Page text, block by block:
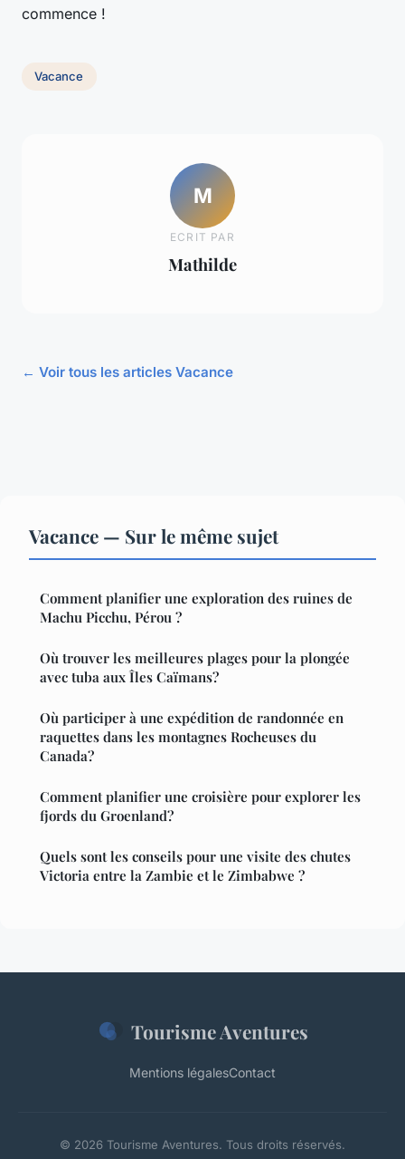
commence !
Vacance
M
ECRIT PAR
Mathilde
← Voir tous les articles Vacance
Vacance — Sur le même sujet
Comment planifier une exploration des ruines de
Machu Picchu, Pérou ?
Où trouver les meilleures plages pour la plongée
avec tuba aux Îles Caïmans?
Où participer à une expédition de randonnée en
raquettes dans les montagnes Rocheuses du
Canada?
Comment planifier une croisière pour explorer les
fjords du Groenland?
Quels sont les conseils pour une visite des chutes
Victoria entre la Zambie et le Zimbabwe ?
Tourisme Aventures
Mentions légalesContact
© 2026 Tourisme Aventures. Tous droits réservés.